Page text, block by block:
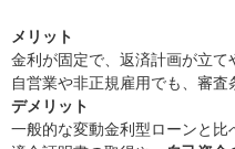
メリット
金利が固定で、返済計画が立て
自営業や非正規雇用でも、審査
デメリット
一般的な変動金利型ローンと比